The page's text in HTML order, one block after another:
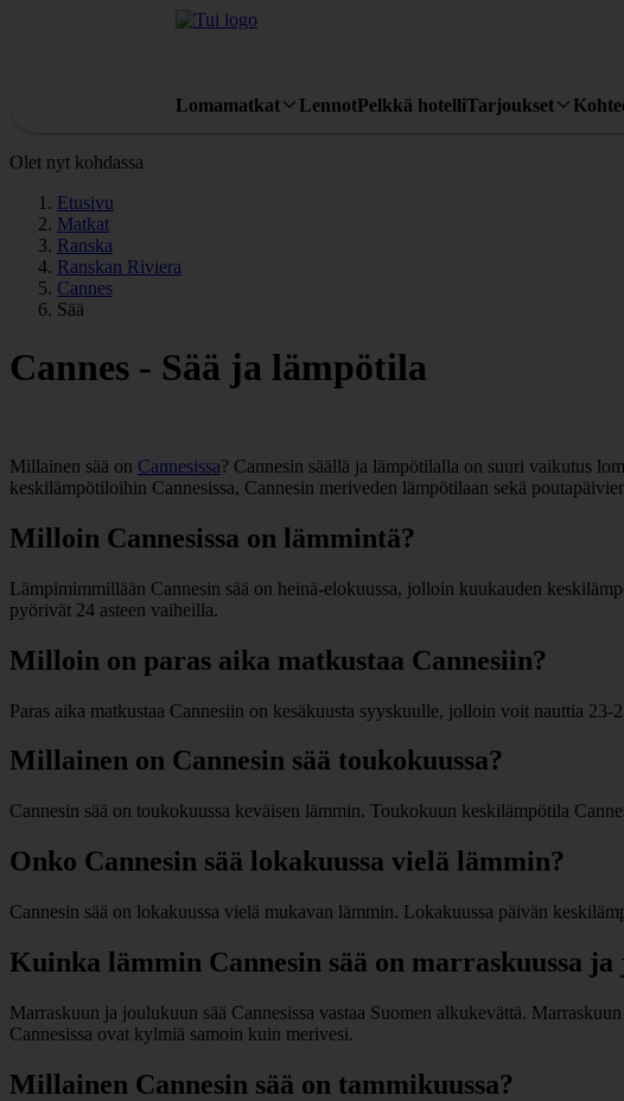
Lomamatkat LennotPelkkä hotelliTarjoukset
Olet nyt kohdassa
Etusivu
Matkat
Ranska
Ranskan Riviera
Cannes
Sää
Cannes - Sää ja lämpötila
Millainen sää on Cannesissa? Cannesin säällä ja lämpötilalla on suuri vaikutus
keskilämpötiloihin Cannesissa, Cannesin meriveden lämpötilaan sekä
Milloin Cannesissa on lämmintä?
Lämpimimmillään Cannesin sää on heinä-elokuussa, jolloin kuukauden
pyörivät 24 asteen vaiheilla.
Milloin on paras aika matkustaa Cannesiin?
Paras aika matkustaa Cannesiin on kesäkuusta syyskuulle, jolloin voit nauttia
Millainen on Cannesin sää toukokuussa?
Cannesin sää on toukokuussa keväisen lämmin. Toukokuun keskilämpötila
Onko Cannesin sää lokakuussa vielä lämmin?
Cannesin sää on lokakuussa vielä mukavan lämmin. Lokakuussa päivän
Kuinka lämmin Cannesin sää on marraskuussa ja
Marraskuun ja joulukuun sää Cannesissa vastaa Suomen alkukevättä.
Cannesissa ovat kylmiä samoin kuin merivesi.
Millainen Cannesin sää on tammikuussa?